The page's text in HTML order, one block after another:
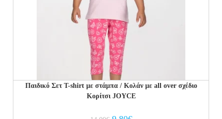
Παιδικό Σετ T-shirt με στάμπα / Κολάν με all over σχέδιο
Κορίτσι JOYCE
OriginalCurrent